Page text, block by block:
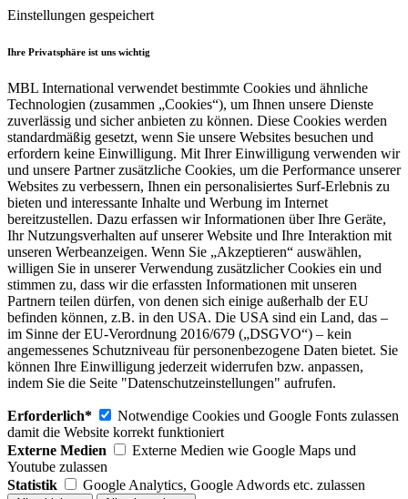
Einstellungen gespeichert
Ihre Privatsphäre ist uns wichtig
MBL International verwendet bestimmte Cookies und ähnliche
Technologien (zusammen „Cookies“), um Ihnen unsere Dienste
zuverlässig und sicher anbieten zu können. Diese Cookies werden
standardmäßig gesetzt, wenn Sie unsere Websites besuchen und
erfordern keine Einwilligung. Mit Ihrer Einwilligung verwenden wir
und unsere Partner zusätzliche Cookies, um die Performance unserer
Websites zu verbessern, Ihnen ein personalisiertes Surf-Erlebnis zu
bieten und interessante Inhalte und Werbung im Internet
bereitzustellen. Dazu erfassen wir Informationen über Ihre Geräte,
Ihr Nutzungsverhalten auf unserer Website und Ihre Interaktion mit
unseren Werbeanzeigen. Wenn Sie „Akzeptieren“ auswählen,
willigen Sie in unserer Verwendung zusätzlicher Cookies ein und
stimmen zu, dass wir die erfassten Informationen mit unseren
Partnern teilen dürfen, von denen sich einige außerhalb der EU
befinden können, z.B. in den USA. Die USA sind ein Land, das –
im Sinne der EU-Verordnung 2016/679 („DSGVO“) – kein
angemessenes Schutzniveau für personenbezogene Daten bietet. Sie
können Ihre Einwilligung jederzeit widerrufen bzw. anpassen,
indem Sie die Seite "Datenschutzeinstellungen" aufrufen.
Erforderlich*
Notwendige Cookies und Google Fonts zulassen
damit die Website korrekt funktioniert
Externe Medien
Externe Medien wie Google Maps und
Youtube zulassen
Statistik
Google Analytics, Google Adwords etc. zulassen